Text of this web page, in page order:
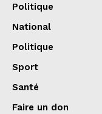
Politique
National
Politique
Sport
Santé
Faire un don